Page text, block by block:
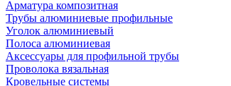
Арматура композитная
Трубы алюминиевые профильные
Уголок алюминиевый
Полоса алюминиевая
Аксессуары для профильной трубы
Проволока вязальная
Кровельные системы